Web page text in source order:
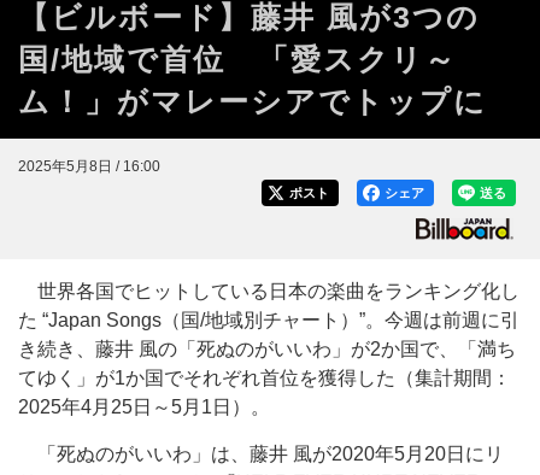
【ビルボード】藤井 風が3つの
国/地域で首位 「愛スクリ～
ム！」がマレーシアでトップに
2025年5月8日 / 16:00
送る
シェア
ポスト
世界各国でヒットしている日本の楽曲をランキング化し
た “Japan Songs（国/地域別チャート）”。今週は前週に引
き続き、藤井 風の「死ぬのがいいわ」が2か国で、「満ち
てゆく」が1か国でそれぞれ首位を獲得した（集計期間：
2025年4月25日～5月1日）。
「死ぬのがいいわ」は、藤井 風が2020年5月20日にリ